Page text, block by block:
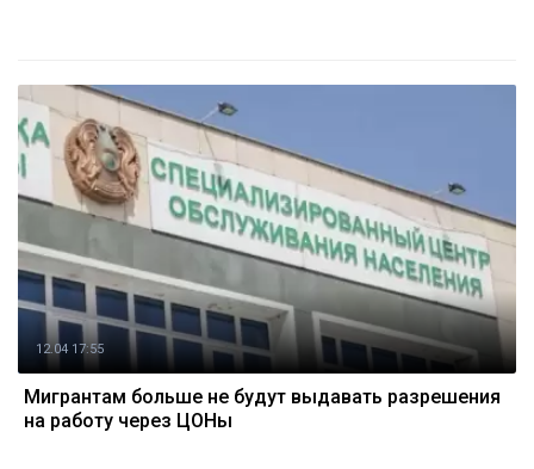
12.04 17:55
Мигрантам больше не будут выдавать разрешения
на работу через ЦОНы